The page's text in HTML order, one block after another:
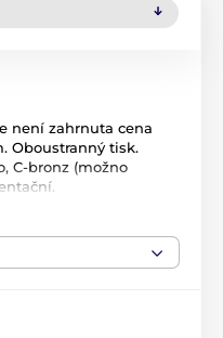
není zahrnuta cena
Oboustranný tisk.
C-bronz (možno